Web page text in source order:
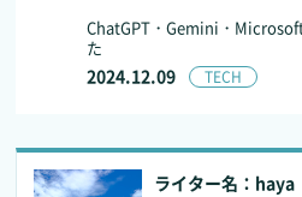
2024.12.09 TECH
ChatGPT・Gemini・
た
ライター名：haya